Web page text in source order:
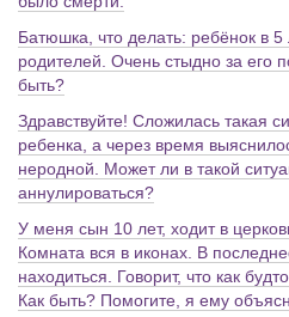
Батюшка, что делать: ребёнок в 5
родителей. Очень стыдно за его
быть?
Здравствуйте! Сложилась такая
ребенка, а через время
неродной. Может ли в такой
аннулироваться?
У меня сын 10 лет, ходит в
Комната вся в иконах. В
находиться. Говорит, что как
Как быть? Помогите, я ему